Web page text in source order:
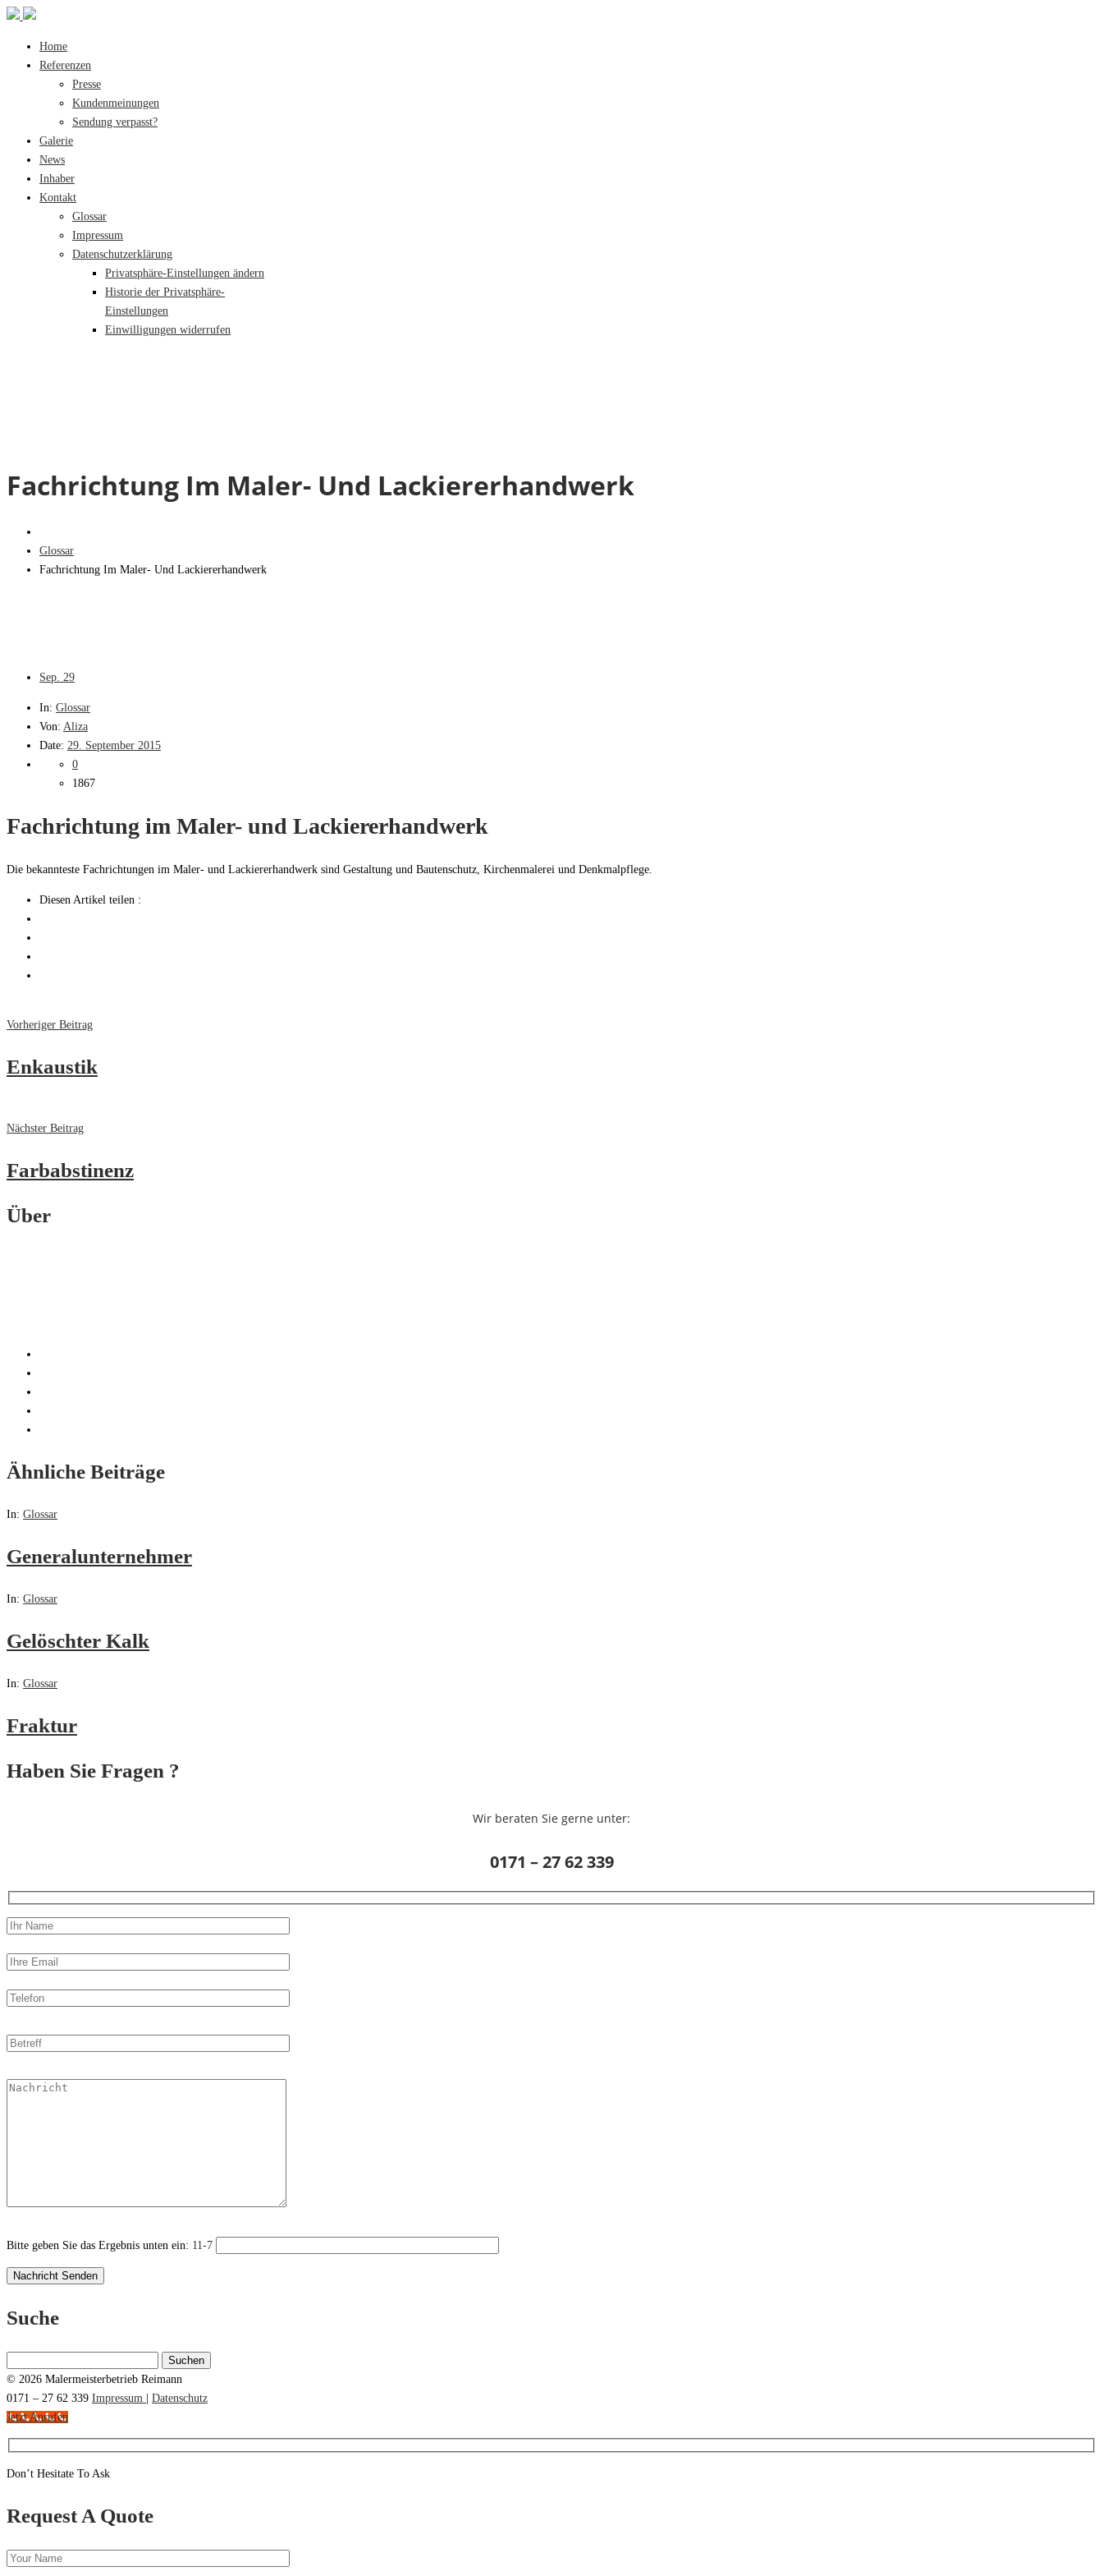
Home
Referenzen
Presse
Kundenmeinungen
Sendung verpasst?
Galerie
News
Inhaber
Kontakt
Glossar
Impressum
Datenschutzerklärung
Privatsphäre-Einstellungen ändern
Historie der Privatsphäre-
Einstellungen
Einwilligungen widerrufen
Fachrichtung Im Maler- Und Lackiererhandwerk
Glossar
Fachrichtung Im Maler- Und Lackiererhandwerk
Sep. 29
In: Glossar
Von: Aliza
Date: 29. September 2015
0
1867
Fachrichtung im Maler- und Lackiererhandwerk
Die bekannteste Fachrichtungen im Maler- und Lackiererhandwerk sind Gestaltung und Bautenschutz, Kirchenmalerei und Denkmalpflege.
Diesen Artikel teilen :
Vorheriger Beitrag
Enkaustik
Nächster Beitrag
Farbabstinenz
Über
Ähnliche Beiträge
In: Glossar
Generalunternehmer
In: Glossar
Gelöschter Kalk
In: Glossar
Fraktur
Haben Sie Fragen ?
Wir beraten Sie gerne unter:
0171 – 27 62 339
Bitte geben Sie das Ergebnis unten ein: 11-7
Suche
nach:
© 2026 Malermeisterbetrieb Reimann
0171 – 27 62 339 Impressum
Datenschutz
Jetzt Anrufen
Don’t Hesitate To Ask
Request A Quote